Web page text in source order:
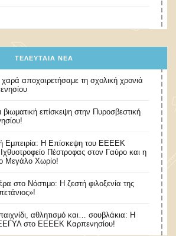
ΤΕΛΕΥΤΑΊΑ ΝΈΑ
αποχαιρετήσαμε τη σχολική χρονιά
βιωματική επίσκεψη στην Πυροσβεστική
Εμπειρία: Η Επίσκεψη του ΕΕΕΕΚ
Πέστροφας στον Γαύρο και η
Μεγάλο Χωρίο!
στο Νόστιμο: Η ζεστή φιλοξενία της
αθλητισμό και… σουβλάκια: Η
στο ΕΕΕΕΚ Καρπενησίου!